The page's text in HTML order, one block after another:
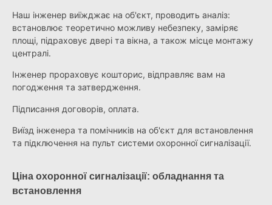
Наш інженер виїжджає на об'єкт, проводить аналіз:
встановлює теоретично можливу небезпеку, заміряє
площі, підраховує двері та вікна, а також місце монтажу
централі.
Інженер прораховує кошторис, відправляє вам на
погодження та затвердження.
Підписання договорів, оплата.
Виїзд інженера та помічників на об'єкт для встановлення
та підключення на пульт системи охоронної сигналізації.
Ціна охоронної сигналізації: обладнання та
встановлення